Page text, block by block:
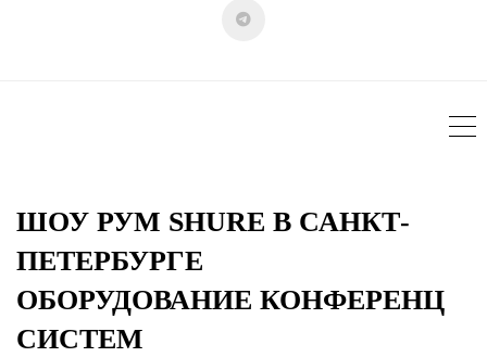
ШОУ РУМ SHURE В САНКТ-
ПЕТЕРБУРГЕ
ОБОРУДОВАНИЕ КОНФЕРЕНЦ
СИСТЕМ